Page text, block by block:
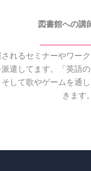
図書館への講
れるセミナーやワー
派遣してます。「英語
して歌やゲームを通
きます。